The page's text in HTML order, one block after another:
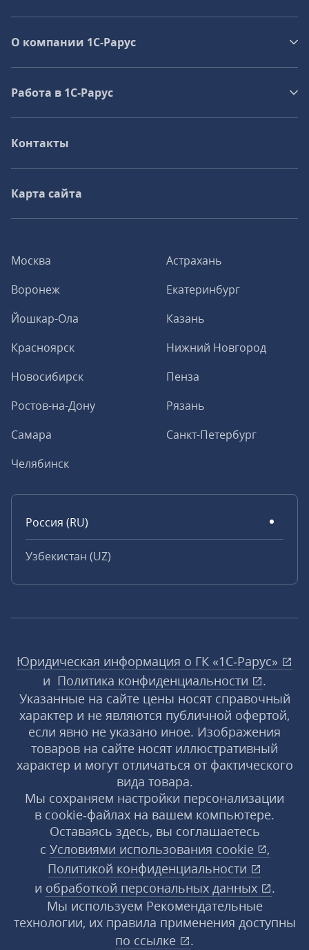
Москва
Астрахань
Воронеж
Екатеринбург
Йошкар-Ола
Казань
Красноярск
Нижний Новгород
Новосибирск
Пенза
Ростов-на-Дону
Рязань
Самара
Санкт-Петербург
Челябинск
Россия (RU)
Узбекистан (UZ)
О компании 1C-Рарус
Работа в 1С‑Рарус
Контакты
Карта сайта
Юридическая информация о ГК «1С‑Рарус»
и Политика конфиденциальности
.
Указанные на сайте цены носят справочный
характер и не являются публичной офертой,
если явно не указано иное. Изображения
товаров на сайте носят иллюстративный
характер и могут отличаться от фактического
вида товара.
Мы сохраняем настройки персонализации
в cookie‑файлах на вашем компьютере.
Оставаясь здесь, вы соглашаетесь
с Условиями использования cookie
,
Политикой конфиденциальности
и обработкой персональных данных
.
Мы используем Рекомендательные
технологии, их правила применения доступны
по ссылке
.